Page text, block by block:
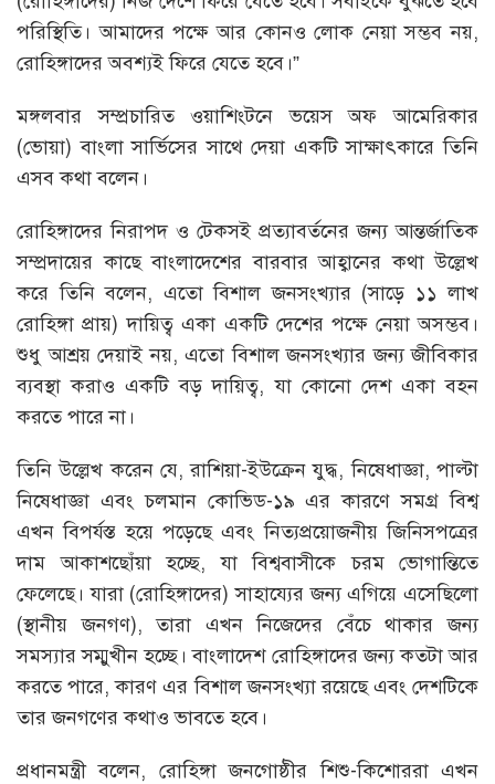
পরিস্থিতি। আমাদের পক্ষে আর কোনও লোক নেয়া সম্ভব নয়,
রোহিঙ্গাদের অবশ্যই ফিরে যেতে হবে।”
মঙ্গলবার সম্প্রচারিত ওয়াশিংটনে ভয়েস অফ আমেরিকার
(ভোয়া) বাংলা সার্ভিসের সাথে দেয়া একটি সাক্ষাৎকারে তিনি
এসব কথা বলেন।
রোহিঙ্গাদের নিরাপদ ও টেকসই প্রত্যাবর্তনের জন্য আন্তর্জাতিক
সম্প্রদায়ের কাছে বাংলাদেশের বারবার আহ্বানের কথা উল্লেখ
করে তিনি বলেন, এতো বিশাল জনসংখ্যার (সাড়ে ১১ লাখ
রোহিঙ্গা প্রায়) দায়িত্ব একা একটি দেশের পক্ষে নেয়া অসম্ভব।
শুধু আশ্রয় দেয়াই নয়, এতো বিশাল জনসংখ্যার জন্য জীবিকার
ব্যবস্থা করাও একটি বড় দায়িত্ব, যা কোনো দেশ একা বহন
করতে পারে না।
তিনি উল্লেখ করেন যে, রাশিয়া-ইউক্রেন যুদ্ধ, নিষেধাজ্ঞা, পাল্টা
নিষেধাজ্ঞা এবং চলমান কোভিড-১৯ এর কারণে সমগ্র বিশ্ব
এখন বিপর্যস্ত হয়ে পড়েছে এবং নিত্যপ্রয়োজনীয় জিনিসপত্রের
দাম আকাশছোঁয়া হচ্ছে, যা বিশ্ববাসীকে চরম ভোগান্তিতে
ফেলেছে। যারা (রোহিঙ্গাদের) সাহায্যের জন্য এগিয়ে এসেছিলো
(স্থানীয় জনগণ), তারা এখন নিজেদের বেঁচে থাকার জন্য
সমস্যার সম্মুখীন হচ্ছে। বাংলাদেশ রোহিঙ্গাদের জন্য কতটা আর
করতে পারে, কারণ এর বিশাল জনসংখ্যা রয়েছে এবং দেশটিকে
তার জনগণের কথাও ভাবতে হবে।
প্রধানমন্ত্রী বলেন, রোহিঙ্গা জনগোষ্ঠীর শিশু-কিশোররা এখন